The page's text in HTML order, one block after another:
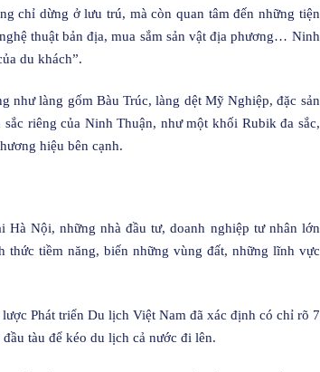
chỉ dừng ở lưu trú, mà còn quan tâm đến những tiện
thuật bản địa, mua sắm sản vật địa phương… Ninh
du khách”.
như làng gốm Bàu Trúc, làng dệt Mỹ Nghiệp, đặc sản
riêng của Ninh Thuận, như một khối Rubik đa sắc,
hiệu bên cạnh.
Nội, những nhà đầu tư, doanh nghiệp tư nhân lớn
thức tiềm năng, biến những vùng đất, những lĩnh vực
Phát triển Du lịch Việt Nam đã xác định có chỉ rõ 7
tàu để kéo du lịch cả nước đi lên.